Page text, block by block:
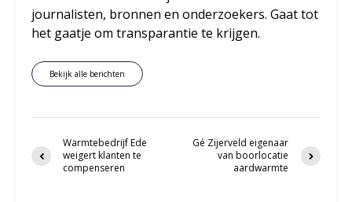
journalisten, bronnen en onderzoekers. Gaat tot
het gaatje om transparantie te krijgen.
Bekijk alle berichten
Warmtebedrijf Ede
weigert klanten te
compenseren
Gé Zijerveld eigenaar
van boorlocatie
aardwarmte